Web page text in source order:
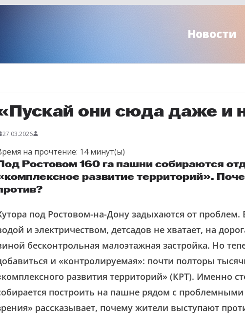
Новости
они сюда даже и
27.03.2026
на прочтение: 14 минут(ы)
Под Ростовом 160 га пашни собираются
развитие территорий».
под Ростовом-на-Дону задыхаются от проблем.
и электричеством, детсадов не хватает, на
бесконтрольная малоэтажная застройка. Но
и «контролируемая»: почти полторы
развития территорий» (КРТ). Именно
построить на пашне рядом с
рассказывает, почему жители выступают